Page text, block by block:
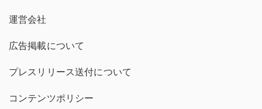
運営会社
広告掲載について
プレスリリース送付について
コンテンツポリシー